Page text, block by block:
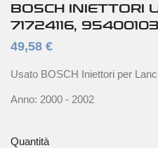
BOSCH
71724116, 95400103
49,58 €
Usato BOSCH Iniettori per
Anno: 2000 - 2002
Quantità